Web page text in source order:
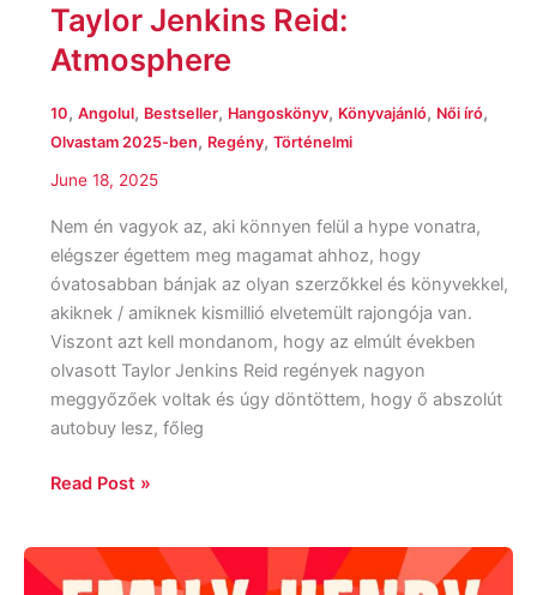
Taylor Jenkins Reid:
Atmosphere
10, Angolul, Bestseller, Hangoskönyv, Könyvajánló, Női író,
Olvastam 2025-ben, Regény, Történelmi
June 18, 2025
Nem én vagyok az, aki könnyen felül a hype vonatra,
elégszer égettem meg magamat ahhoz, hogy
óvatosabban bánjak az olyan szerzőkkel és könyvekkel,
akiknek / amiknek kismillió elvetemült rajongója van.
Viszont azt kell mondanom, hogy az elmúlt években
olvasott Taylor Jenkins Reid regények nagyon
meggyőzőek voltak és úgy döntöttem, hogy ő abszolút
autobuy lesz, főleg
Read Post »
Henry: